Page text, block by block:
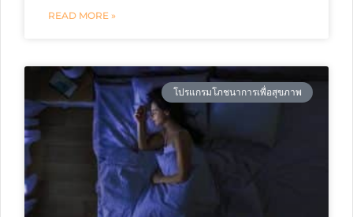
READ MORE »
โปรแกรมโภชนาการเพื่อสุขภาพ